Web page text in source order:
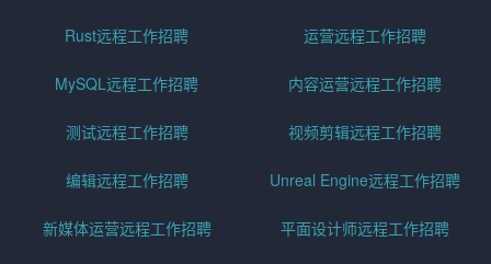
Rust远程工作招聘 运营远程工作招聘
MySQL远程工作招聘 内容运营远程工作招聘
测试远程工作招聘 视频剪辑远程工作招聘
编辑远程工作招聘 Unreal Engine远程工作招聘
新媒体运营远程工作招聘 平面设计师远程工作招聘